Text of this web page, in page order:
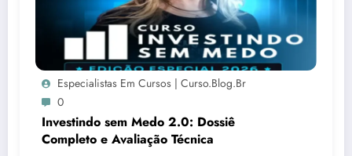
Especialistas Em Cursos | Curso.blog.br
0
Investindo sem Medo 2.0: Dossiê
Completo e Avaliação Técnica